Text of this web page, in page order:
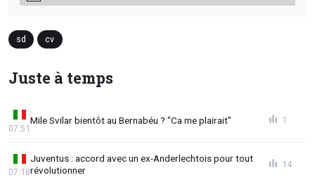
sd cv
Juste à temps
Mile Svilar bientôt au Bernabéu ? "Ca me plairait"
07:51
1
Juventus : accord avec un ex-Anderlechtois pour tout
révolutionner
07:18
14